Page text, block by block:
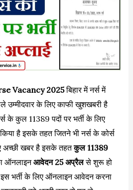
Vacancy 2025बिहार में नर्स में
उम्मीदवार के लिए काफी खुशखबरी है
के कुल 11389 पदों पर भर्ती के लिए
है इसके तहत जितने भी नर्स के कोर्स
अच्छी खबर है इसके तहतकुल 11389
ऑनलाइनआवेदन 25 अप्रैलसे शुरू हो
इस भर्ती के लिए ऑनलाइन आवेदन करना